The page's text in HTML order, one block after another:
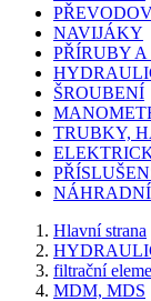
NAVIJÁKY
PŘÍRUBY A
ŠROUBENÍ
TRUBKY,
Hlavní strana
filtrační
MDM, MDS